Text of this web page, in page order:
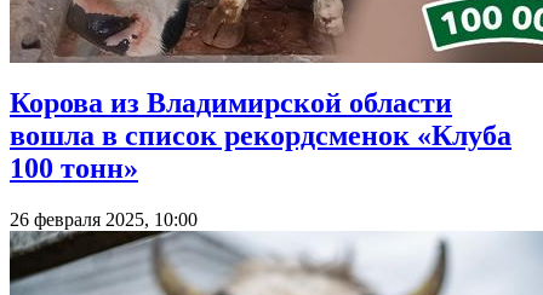
Корова из Владимирской области
вошла в список рекордсменок «Клуба
100 тонн»
26 февраля 2025, 10:00